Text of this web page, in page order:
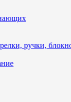
ручки,